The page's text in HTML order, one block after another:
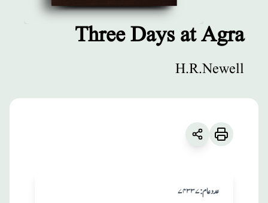
Agra
Three Days at Agra
H.R.Newell
۷۴۳۳۷:عدد عام